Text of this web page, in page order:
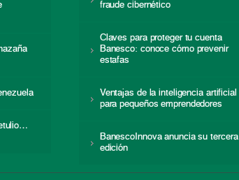
fraude cibernético
Claves para proteger tu cuenta
Banesco: conoce cómo prevenir
estafas
Ventajas de la inteligencia artificial
para pequeños emprendedores
BanescoInnova anuncia su tercera
edición